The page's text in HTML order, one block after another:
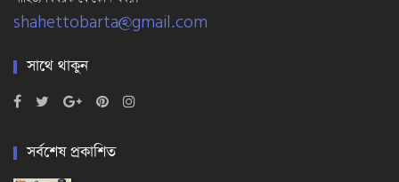
shahettobarta@gmail.com
সাথে থাকুন
সর্বশেষ প্রকাশিত